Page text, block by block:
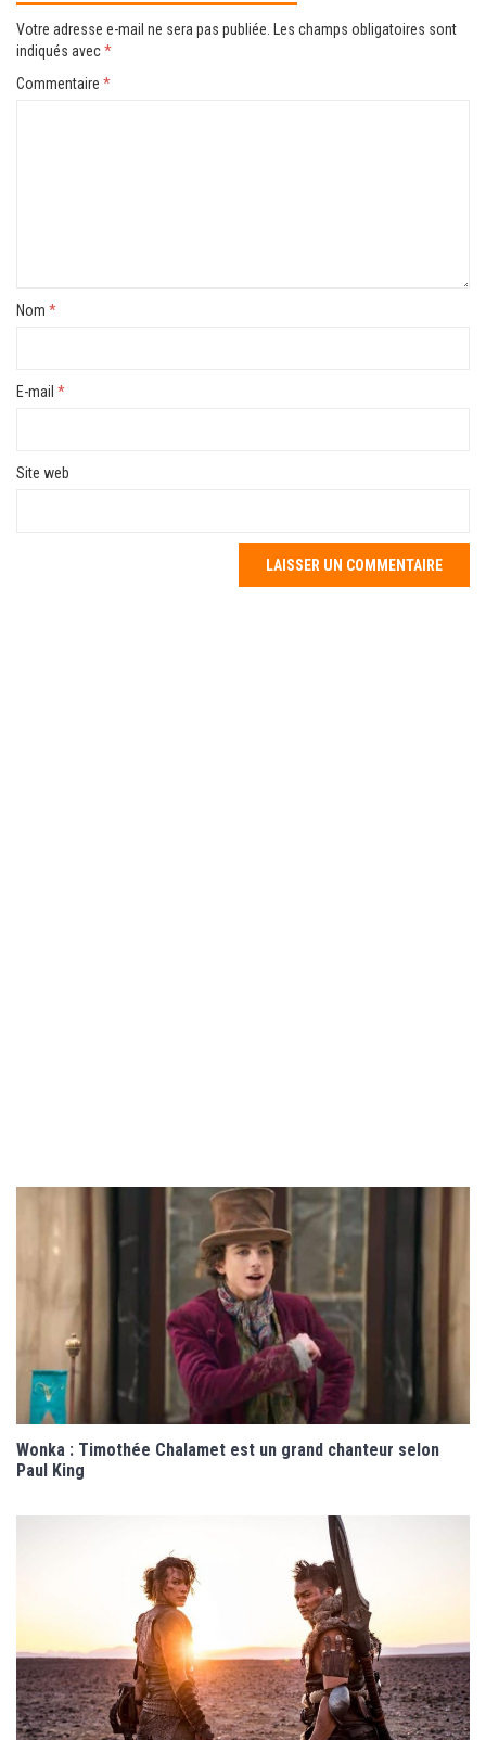
Votre adresse e-mail ne sera pas publiée. Les champs obligatoires sont
indiqués avec*
Commentaire *
Nom *
E-mail *
Site web
Wonka : Timothée Chalamet est un grand chanteur selon
Paul King